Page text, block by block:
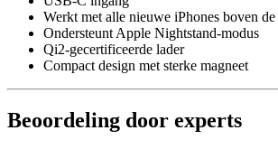
Werkt met alle nieuwe iPhones boven de
Ondersteunt Apple Nightstand-modus
Qi2-gecertificeerde lader
Compact design met sterke magneet
Beoordeling door experts